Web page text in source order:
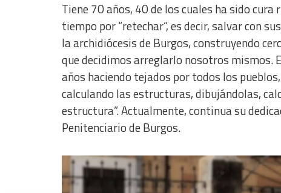
Tiene 70 años, 40 de los cuales ha sido
tiempo por “retechar”, es decir, salvar con
la archidiócesis de Burgos, construyendo
que decidimos arreglarlo nosotros mismos.
años haciendo tejados por todos los
calculando las estructuras, dibujándolas,
estructura”. Actualmente, continua su
Penitenciario de Burgos.